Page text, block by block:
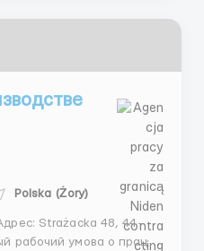
Polska (Żory)